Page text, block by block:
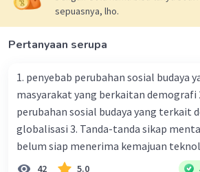
sepuasnya, lho.
Pertanyaan serupa
1. penyebab perubahan sosial budaya
masyarakat yang berkaitan demografi
perubahan sosial budaya yang terkait
globalisasi 3. Tanda-tanda sikap
belum siap menerima kemajuan
modernisasi dalam kehidupan sosial
42 5.0